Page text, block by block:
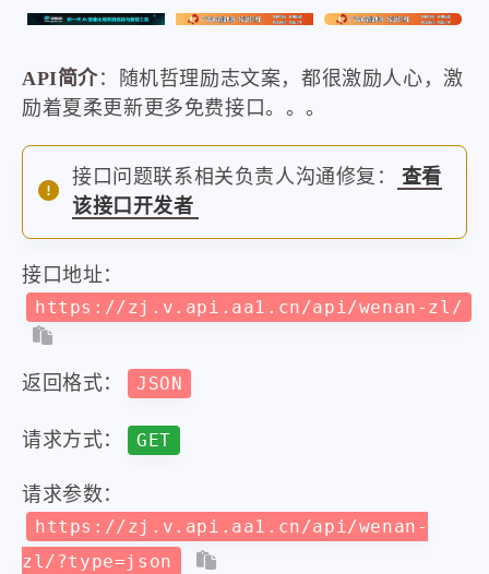
API简介：随机哲理励志文案，都很激励人心，激
励着夏柔更新更多免费接口。。。
接口问题联系相关负责人沟通修复：
查看
该接口开发者
接口地址：
https://zj.v.api.aa1.cn/api/wenan-zl/
返回格式： JSON
请求方式： GET
请求参数：
https://zj.v.api.aa1.cn/api/wenan-
zl/?type=json